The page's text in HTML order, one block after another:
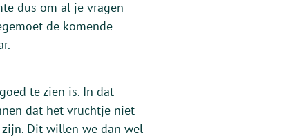
dus om al je vragen
de komende
te zien is. In dat
dat het vruchtje niet
Dit willen we dan wel